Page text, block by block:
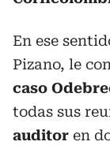
En ese
Pizano, le
caso
todas sus
auditor en